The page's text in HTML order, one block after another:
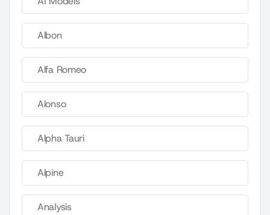
Albon
Alfa Romeo
Alonso
Alpha Tauri
Alpine
Analysis